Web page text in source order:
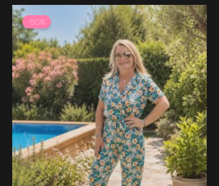
-50%
prix
initial
31.99 €.
actuel
est :
15.99 €.